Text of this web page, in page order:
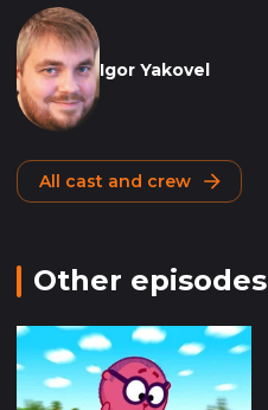
Igor Yakovel
All cast and crew
Other episodes